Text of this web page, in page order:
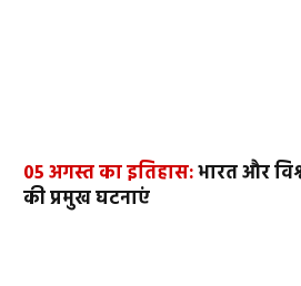
05 अगस्त का इतिहास:भारत और
की प्रमुख घटनाएं